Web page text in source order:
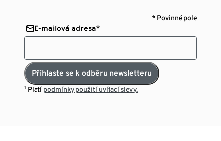
* Povinné pole
E-mailová adresa*
Přihlaste se k odběru newsletteru
¹ Platípodmínky použití uvítací slevy.